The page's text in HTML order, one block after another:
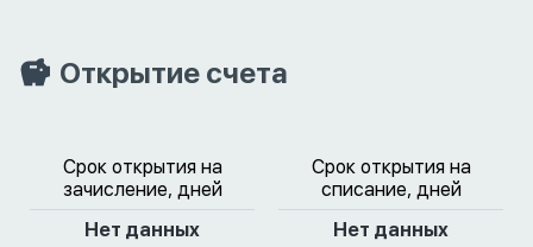
Открытие счета
Срок открытия на
зачисление, дней
Нет данных
Срок открытия на
списание, дней
Нет данных